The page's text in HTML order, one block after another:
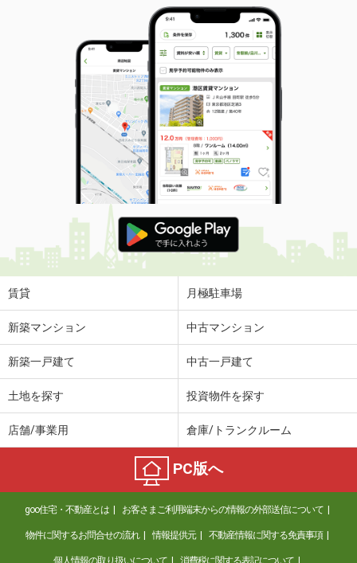
賃貸 月極駐車場
新築マンション 中古マンション
新築一戸建て 中古一戸建て
土地を探す 投資物件を探す
店舗/事業用 倉庫/トランクルーム
PC版へ
goo住宅・不動産とは お客さまご利用端末からの情報の外部送信について
物件に関するお問合せの流れ 情報提供元 不動産情報に関する免責事項
個人情報の取り扱いについて 消費税に関する表記について